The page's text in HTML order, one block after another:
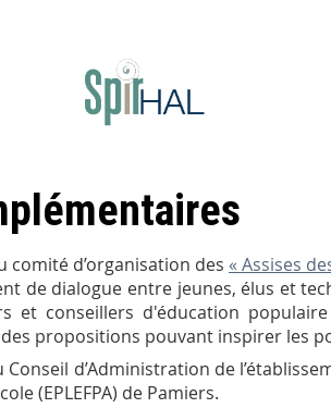
comité d’organisation des« Assises
de dialogue entre jeunes, élus et
et conseillers d'éducation
propositions pouvant inspirer les
d’Administration de
(EPLEFPA) de Pamiers.